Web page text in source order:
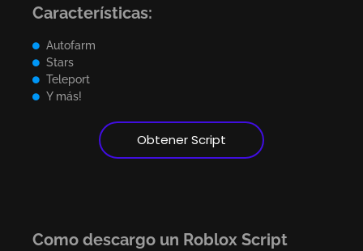
Características:
Autofarm
Stars
Teleport
Y más!
Obtener Script
Como descargo un Roblox Script